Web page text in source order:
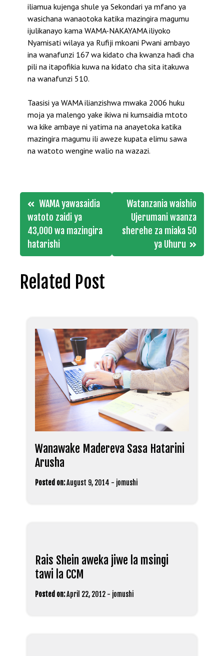
iliamua kujenga shule ya Sekondari ya mfano ya
wasichana wanaotoka katika mazingira magumu
ijulikanayo kama WAMA-NAKAYAMA iliyoko
Nyamisati wilaya ya Rufiji mkoani Pwani ambayo
ina wanafunzi 167 wa kidato cha kwanza hadi cha
pili na itapofikia kuwa na kidato cha sita itakuwa
na wanafunzi 510.
Taasisi ya WAMA ilianzishwa mwaka 2006 huku
moja ya malengo yake ikiwa ni kumsaidia mtoto
wa kike ambaye ni yatima na anayetoka katika
mazingira magumu ili aweze kupata elimu sawa
na watoto wengine walio na wazazi.
Post
navigation
WAMA yawasaidia
watoto zaidi ya
43,000 wa mazingira
hatarishi
Watanzania waishio
Ujerumani waanza
sherehe za miaka 50
ya Uhuru
Related Post
Wanawake Madereva Sasa Hatarini
Arusha
Posted on:August 9, 2014 - jomushi
Rais Shein aweka jiwe la msingi
tawi la CCM
Posted on:April 22, 2012 - jomushi